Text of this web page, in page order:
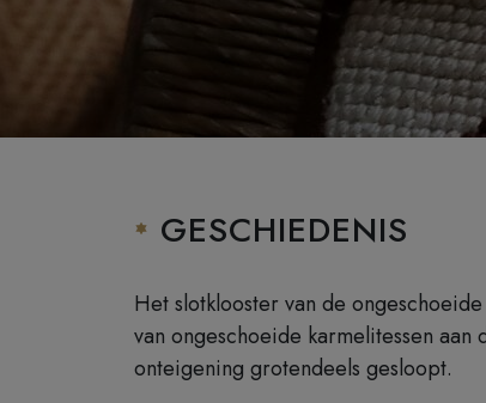
GESCHIEDENIS
Het slotklooster van de
van ongeschoeide karmelitessen
onteigening grotendeels gesloopt.